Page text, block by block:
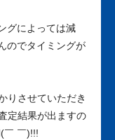
グによっては減
のでタイミングが
りさせていただき
定結果が出ますの
￣ ￣)!!!